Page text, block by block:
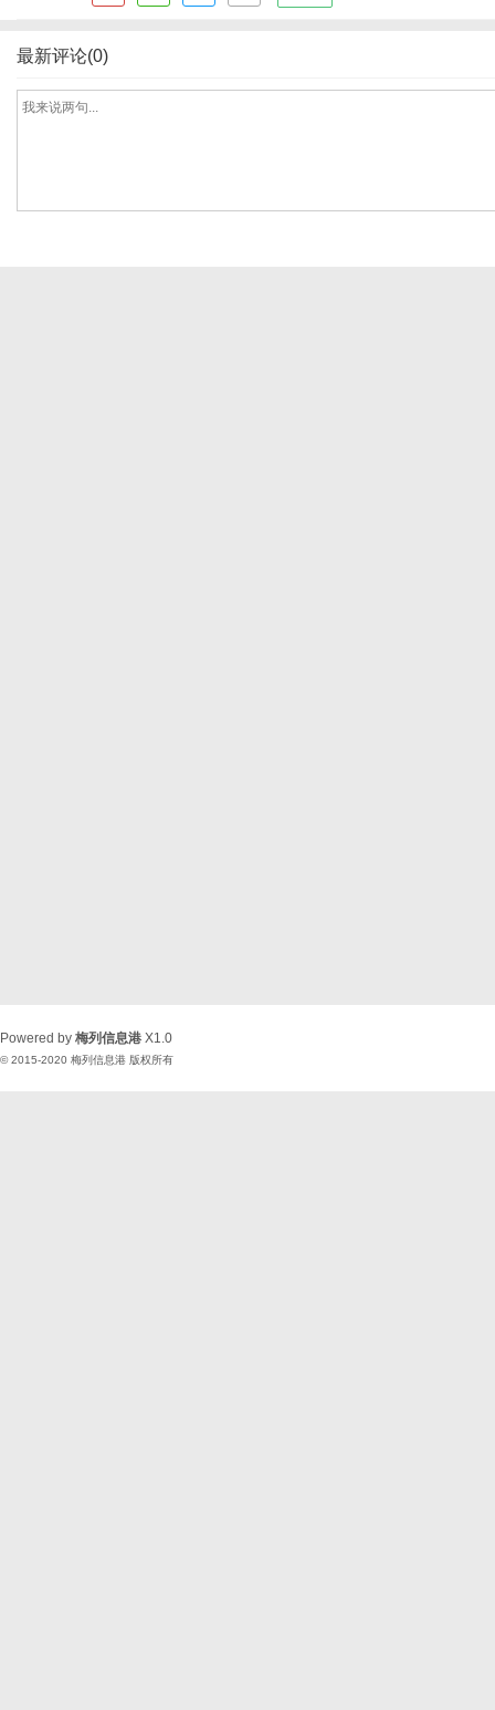
最新评论(0)
Powered by 梅列信息港 X1.0
© 2015-2020 梅列信息港 版权所有